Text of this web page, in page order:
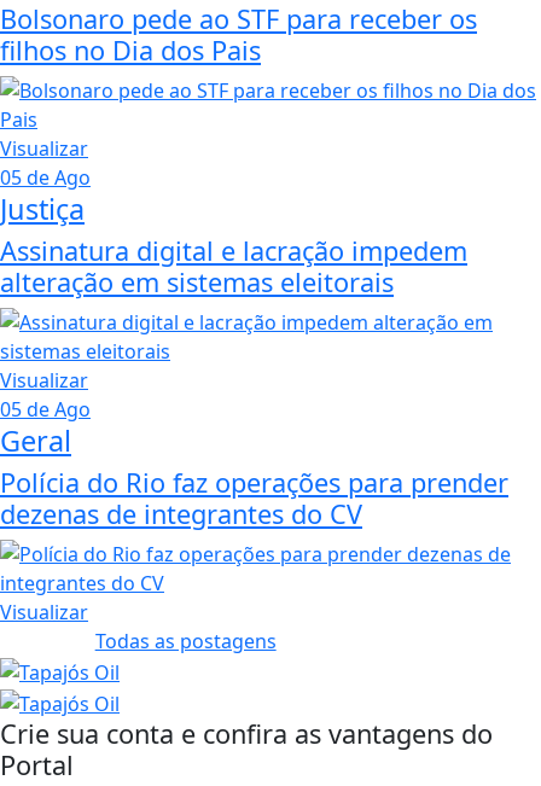
Bolsonaro pede ao STF para receber os
filhos no Dia dos Pais
Visualizar
05 de Ago
Justiça
Assinatura digital e lacração impedem
alteração em sistemas eleitorais
Visualizar
05 de Ago
Geral
Polícia do Rio faz operações para prender
dezenas de integrantes do CV
Visualizar
Todas as postagens
Crie sua conta e confira as vantagens do
Portal